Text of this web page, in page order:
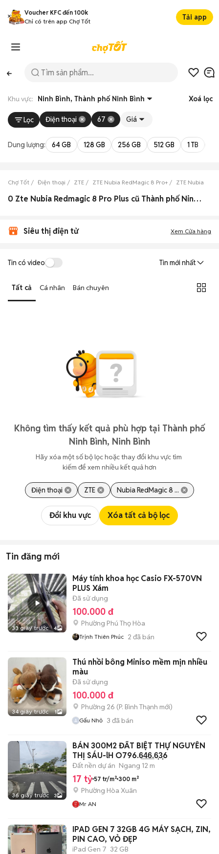
Voucher KFC đến 100k
Chỉ có trên app Chợ Tốt
Tải app
Khu vực: Ninh Bình, Thành phố Ninh Bình Xoá lọc
Lọc Điện thoại 67 Giá
Dung lượng: 64 GB 128 GB 256 GB 512 GB 1 TB
Chợ Tốt Điện thoại ZTE ZTE Nubia RedMagic 8 Pro+ ZTE Nubia
0 Zte Nubia Redmagic 8 Pro Plus cũ Thành phố Ninh Bình, Ninh Bình đẹp
Siêu thị điện tử Xem Cửa hàng
Tin có video Tin mới nhất
Tất cả Cá nhân Bán chuyên
Không tìm thấy kết quả phù hợp tại Thành phố
Ninh Bình, Ninh Bình
Hãy xóa một số bộ lọc hoặc thay đổi khu vực tìm
kiếm để xem nhiều kết quả hơn
Điện thoại ZTE Nubia RedMagic 8 ...
Đổi khu vực Xóa tất cả bộ lọc
Tin đăng mới
33 giây trước 4
Máy tính khoa học Casio FX-570VN
PLUS Xám
Đã sử dụng
100.000 đ
Phường Phú Thọ Hòa
Trịnh Thiên Phúc 2 đã bán
34 giây trước 1
Thú nhồi bông Miniso mềm mịn nhiều
màu
Đã sử dụng
100.000 đ
Phường 26 (P. Bình Thạnh mới)
Gấu Nhỏ 3 đã bán
36 giây trước 3
BÁN 300M2 ĐẤT BIỆT THỰ NGUYỄN
THỊ SÁU-lH O796.6̲4̲6̲.6͙3͙6
Đất nền dự án Ngang 12 m
17 tỷ 57 tr/m² 300 m²
Phường Hòa Xuân
Mr AN
IPAD GEN 7 32GB 4G MÁY SẠCH, ZIN,
PIN CAO, VỎ ĐẸP
iPad Gen 7 32 GB